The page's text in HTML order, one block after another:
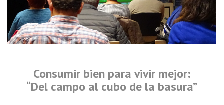
Consumir bien para vivir mejor:
“Del campo al cubo de la basura”